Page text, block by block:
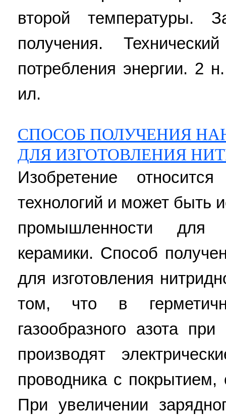
второй температуры.
получения.
потребления энергии. 2
ил.
СПОСОБ ПОЛУЧЕНИЯ
ДЛЯ ИЗГОТОВЛЕНИЯ
Изобретение
технологий и может быть
промышленности для
керамики. Способ
для изготовления
том, что в
газообразного азота
производят
проводника с
При увеличении